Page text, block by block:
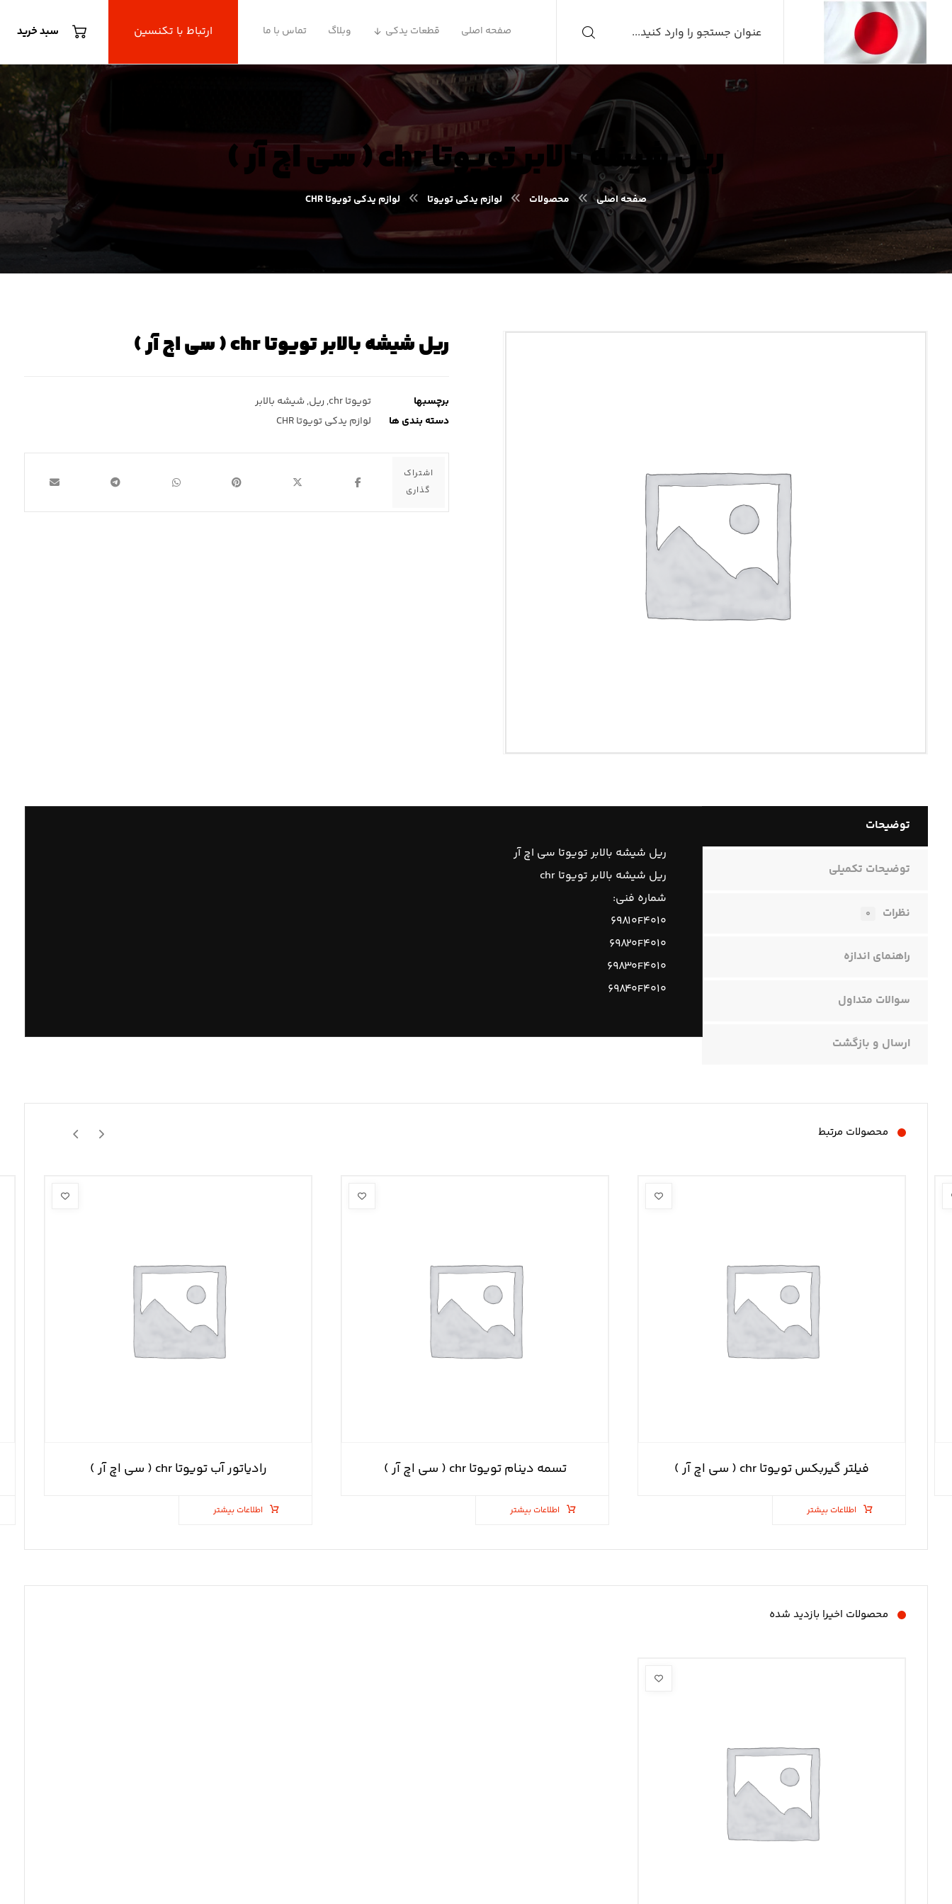
سبد خرید ارتباط با تکنسین صفحه اصلی قطعات یدکی وبلاگ تماس با ما
ریل شیشه بالابر تویوتا chr ( سی اچ آر )
صفحه اصلی محصولات لوازم یدکی تویوتا لوازم یدکی تویوتا CHR
ریل شیشه بالابر تویوتا chr ( سی اچ آر )
برچسبها تویوتا chr ,ریل,شیشه بالابر
دسته بندی ها
لوازم یدکی تویوتا CHR
توضیحات
توضیحات تکمیلی
نظرات ۰
راهنمای اندازه
سوالات متداول
ارسال و بازگشت
ریل شیشه بالابر تویوتا سی اچ آر
ریل شیشه بالابر تویوتا chr
شماره فنی:
۶۹۸۱۰F۴۰۱۰
۶۹۸۲۰F۴۰۱۰
۶۹۸۳۰F۴۰۱۰
۶۹۸۴۰F۴۰۱۰
محصولات مرتبط
فیلتر گیربکس تویوتا chr ( سی اچ آر )
اطلاعات بیشتر
تسمه دینام تویوتا chr ( سی اچ آر )
اطلاعات بیشتر
رادیاتور آب تویوتا chr ( سی اچ آر )
اطلاعات بیشتر
محصولات اخیرا بازدید شده